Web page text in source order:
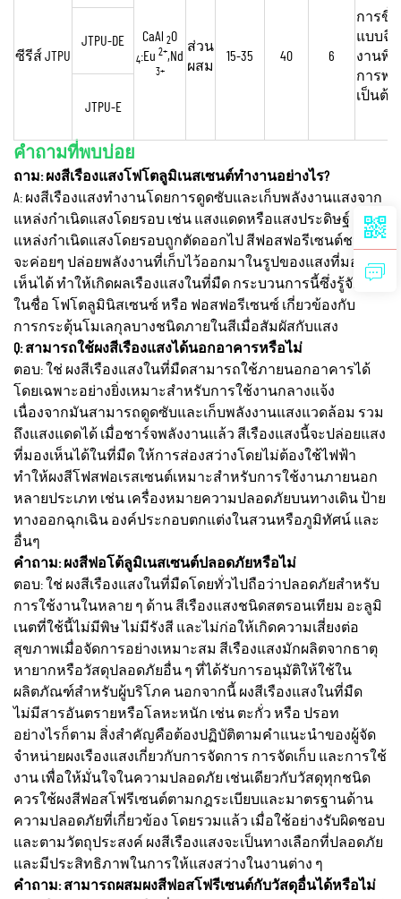
ซีรีส์ JTPU
CaAl 2O
4:Eu 2+,Nd
3+
ส่วน
ผสม
15-35 40 6
การขึ้
แบบฉีด
งานพิ
การพ่
เป็นต้น
JTPU-DE
JTPU-E
คำถามที่พบบ่อย
ถาม: ผงสีเรืองแสงโฟโตลูมิเนสเซนต์ทำงานอย่างไร?
A: ผงสีเรืองแสงทำงานโดยการดูดซับและเก็บพลังงานแสงจาก
แหล่งกำเนิดแสงโดยรอบ เช่น แสงแดดหรือแสงประดิษฐ์ เมื่อ
แหล่งกำเนิดแสงโดยรอบถูกตัดออกไป สีฟอสฟอรีเซนต์ชนิดนี้
จะค่อยๆ ปล่อยพลังงานที่เก็บไว้ออกมาในรูปของแสงที่มอง
เห็นได้ ทำให้เกิดผลเรืองแสงในที่มืด กระบวนการนี้ซึ่งรู้จักกัน
ในชื่อ โฟโตลูมินิสเซนซ์ หรือ ฟอสฟอรีเซนซ์ เกี่ยวข้องกับ
การกระตุ้นโมเลกุลบางชนิดภายในสีเมื่อสัมผัสกับแสง
Q: สามารถใช้ผงสีเรืองแสงได้นอกอาคารหรือไม่
ตอบ: ใช่ ผงสีเรืองแสงในที่มืดสามารถใช้ภายนอกอาคารได้
โดยเฉพาะอย่างยิ่งเหมาะสำหรับการใช้งานกลางแจ้ง
เนื่องจากมันสามารถดูดซับและเก็บพลังงานแสงแวดล้อม รวม
ถึงแสงแดดได้ เมื่อชาร์จพลังงานแล้ว สีเรืองแสงนี้จะปล่อยแสง
ที่มองเห็นได้ในที่มืด ให้การส่องสว่างโดยไม่ต้องใช้ไฟฟ้า
ทำให้ผงสีโฟสฟอเรสเซนต์เหมาะสำหรับการใช้งานภายนอก
หลายประเภท เช่น เครื่องหมายความปลอดภัยบนทางเดิน ป้าย
ทางออกฉุกเฉิน องค์ประกอบตกแต่งในสวนหรือภูมิทัศน์ และ
อื่นๆ
คำถาม: ผงสีฟอโต้ลูมิเนสเซนต์ปลอดภัยหรือไม่
ตอบ: ใช่ ผงสีเรืองแสงในที่มืดโดยทั่วไปถือว่าปลอดภัยสำหรับ
การใช้งานในหลาย ๆ ด้าน สีเรืองแสงชนิดสตรอนเทียม อะลูมิ
เนตที่ใช้นี้ไม่มีพิษ ไม่มีรังสี และไม่ก่อให้เกิดความเสี่ยงต่อ
สุขภาพเมื่อจัดการอย่างเหมาะสม สีเรืองแสงมักผลิตจากธาตุ
หายากหรือวัสดุปลอดภัยอื่น ๆ ที่ได้รับการอนุมัติให้ใช้ใน
ผลิตภัณฑ์สำหรับผู้บริโภค นอกจากนี้ ผงสีเรืองแสงในที่มืด
ไม่มีสารอันตรายหรือโลหะหนัก เช่น ตะกั่ว หรือ ปรอท
อย่างไรก็ตาม สิ่งสำคัญคือต้องปฏิบัติตามคำแนะนำของผู้จัด
จำหน่ายผงเรืองแสงเกี่ยวกับการจัดการ การจัดเก็บ และการใช้
งาน เพื่อให้มั่นใจในความปลอดภัย เช่นเดียวกับวัสดุทุกชนิด
ควรใช้ผงสีฟอสโฟรีเซนต์ตามกฎระเบียบและมาตรฐานด้าน
ความปลอดภัยที่เกี่ยวข้อง โดยรวมแล้ว เมื่อใช้อย่างรับผิดชอบ
และตามวัตถุประสงค์ ผงสีเรืองแสงจะเป็นทางเลือกที่ปลอดภัย
และมีประสิทธิภาพในการให้แสงสว่างในงานต่าง ๆ
คำถาม: สามารถผสมผงสีฟอสโฟรีเซนต์กับวัสดุอื่นได้หรือไม่